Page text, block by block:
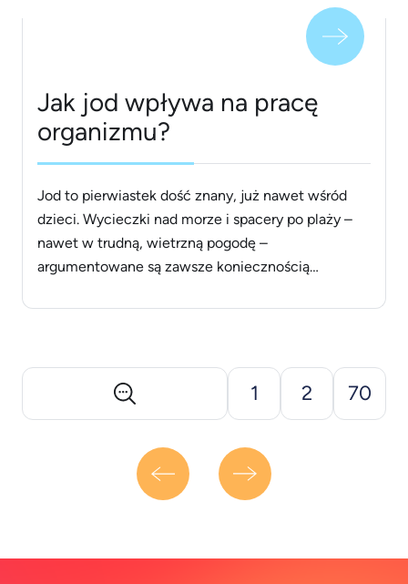
Jak jod wpływa na pracę
organizmu?
Jod to pierwiastek dość znany, już nawet wśród
dzieci. Wycieczki nad morze i spacery po plaży –
nawet w trudną, wietrzną pogodę –
argumentowane są zawsze koniecznością
rzeczywiście znajdziemy na nadmorskich plażach?
Dlaczego [&hellip;]
1 2 70